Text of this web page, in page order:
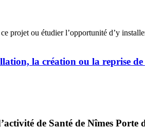
projet ou étudier l’opportunité d’y
la création ou la reprise
de Santé de Nîmes Porte